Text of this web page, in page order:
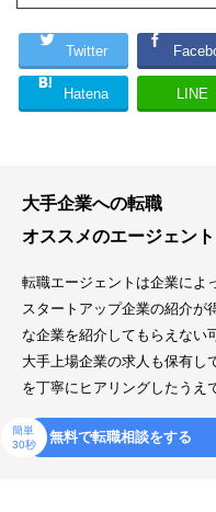
Twitter
Hatena LINE
大手企業への転職
オススメのエージェント
転職エージェントは企業によ
スタートアップ企業の紹介が
な企業を紹介してもらえない
大手上場企業の求人も保有し
を丁寧にヒアリングしたうえ
簡単
30秒
無料で転職相談をする